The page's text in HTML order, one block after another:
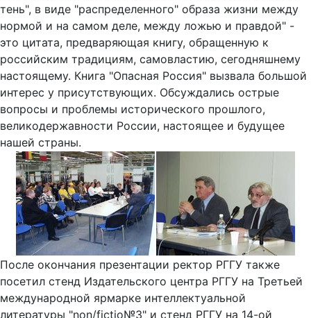
тень", в виде "распределенного" образа жизни между
нормой и на самом деле, между ложью и правдой" -
это цитата, предваряющая книгу, обращенную к
российским традициям, самовластию, сегодняшнему
настоящему. Книга "Опасная Россия" вызвала большой
интерес у присутствующих. Обсуждались острые
вопросы и проблемы исторического прошлого,
великодержавности России, настоящее и будущее
нашей страны.
После окончания презентации ректор РГГУ также
посетил стенд Издательского центра РГГУ на Третьей
международной ярмарке интеллектуальной
литературы "non/fictio№3" и стенд РГГУ на 14-ой